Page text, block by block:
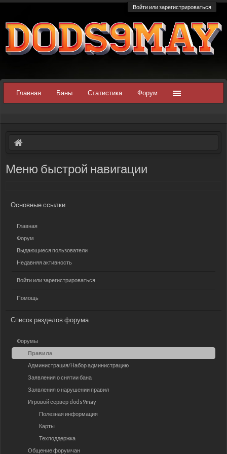
Войти или зарегистрироваться
Меню быстрой навигации
Основные ссылки
Главная
Форум
Выдающиеся пользователи
Недавняя активность
Войти или зарегистрироваться
Помощь
Список разделов форума
Форумы
Правила
Администрация/Набор администрацию
Заявления о снятии бана
Заявления о нарушении правил
Игровой сервер dods9may
Полезная информация
Карты
Техподдержка
Общение форумчан
Главная Баны Статистика Форум